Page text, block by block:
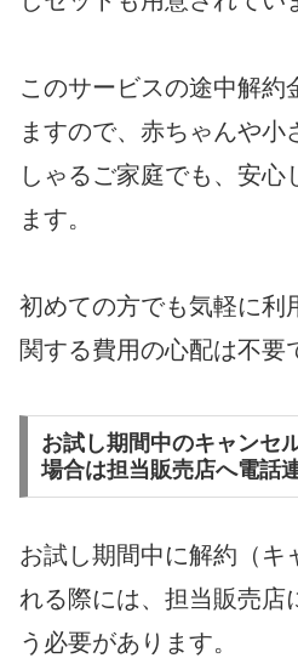
このサービスの途中解約
ますので、赤ちゃんや小
しゃるご家庭でも、安心
ます。
初めての方でも気軽に利
関する費用の心配は不要
お試し期間中のキャンセ
場合は担当販売店へ電話
お試し期間中に解約（キ
れる際には、担当販売店
う必要があります。